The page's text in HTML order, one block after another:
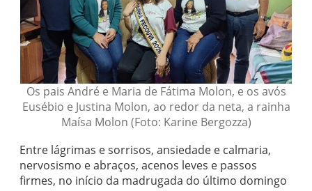
Os pais André e Maria de Fátima Molon, e os avós
Eusébio e Justina Molon, ao redor da neta, a rainha
Maísa Molon (Foto: Karine Bergozza)
Entre lágrimas e sorrisos, ansiedade e calmaria,
nervosismo e abraços, acenos leves e passos
firmes, no início da madrugada do último domingo